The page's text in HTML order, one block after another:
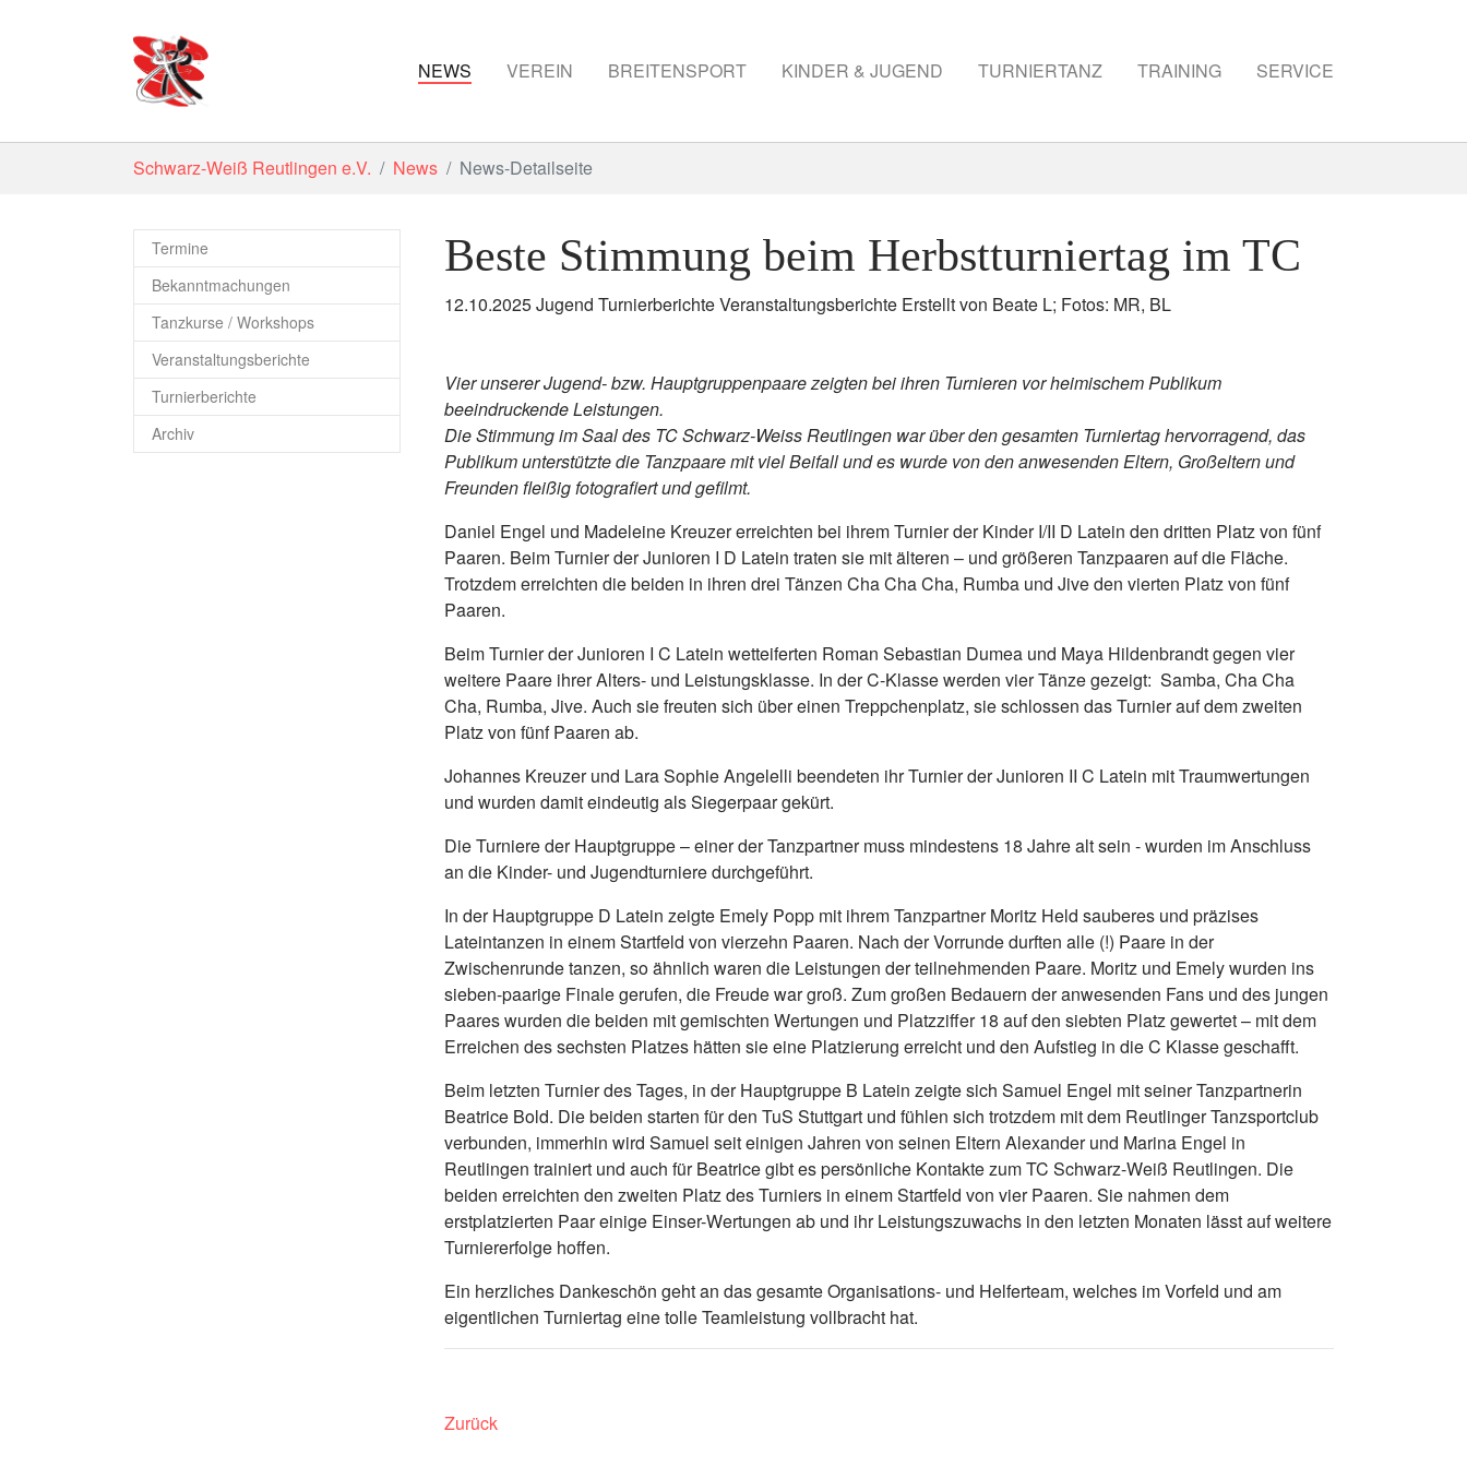
NEWS VEREIN BREITENSPORT KINDER & JUGEND TURNIERTANZ TRAINING SERVICE
Schwarz-Weiß Reutlingen e.V. News News-Detailseite
Termine
Bekanntmachungen
Tanzkurse / Workshops
Veranstaltungsberichte
Turnierberichte
Archiv
Beste Stimmung beim Herbstturniertag im TC
12.10.2025Jugend Turnierberichte Veranstaltungsberichte Erstellt von Beate L; Fotos: MR, BL
Vier unserer Jugend- bzw. Hauptgruppenpaare zeigten bei ihren Turnieren vor heimischem Publikum
beeindruckende Leistungen.
Die Stimmung im Saal des TC Schwarz-Weiss Reutlingen war über den gesamten Turniertag hervorragend, das
Publikum unterstützte die Tanzpaare mit viel Beifall und es wurde von den anwesenden Eltern, Großeltern und
Freunden fleißig fotografiert und gefilmt.
Daniel Engel und Madeleine Kreuzer erreichten bei ihrem Turnier der Kinder I/II D Latein den dritten Platz von fünf
Paaren. Beim Turnier der Junioren I D Latein traten sie mit älteren – und größeren Tanzpaaren auf die Fläche.
Trotzdem erreichten die beiden in ihren drei Tänzen Cha Cha Cha, Rumba und Jive den vierten Platz von fünf
Paaren.
Beim Turnier der Junioren I C Latein wetteiferten Roman Sebastian Dumea und Maya Hildenbrandt gegen vier
weitere Paare ihrer Alters- und Leistungsklasse. In der C-Klasse werden vier Tänze gezeigt: Samba, Cha Cha
Cha, Rumba, Jive. Auch sie freuten sich über einen Treppchenplatz, sie schlossen das Turnier auf dem zweiten
Platz von fünf Paaren ab.
Johannes Kreuzer und Lara Sophie Angelelli beendeten ihr Turnier der Junioren II C Latein mit Traumwertungen
und wurden damit eindeutig als Siegerpaar gekürt.
Die Turniere der Hauptgruppe – einer der Tanzpartner muss mindestens 18 Jahre alt sein - wurden im Anschluss
an die Kinder- und Jugendturniere durchgeführt.
In der Hauptgruppe D Latein zeigte Emely Popp mit ihrem Tanzpartner Moritz Held sauberes und präzises
Lateintanzen in einem Startfeld von vierzehn Paaren. Nach der Vorrunde durften alle (!) Paare in der
Zwischenrunde tanzen, so ähnlich waren die Leistungen der teilnehmenden Paare. Moritz und Emely wurden ins
sieben-paarige Finale gerufen, die Freude war groß. Zum großen Bedauern der anwesenden Fans und des jungen
Paares wurden die beiden mit gemischten Wertungen und Platzziffer 18 auf den siebten Platz gewertet – mit dem
Erreichen des sechsten Platzes hätten sie eine Platzierung erreicht und den Aufstieg in die C Klasse geschafft.
Beim letzten Turnier des Tages, in der Hauptgruppe B Latein zeigte sich Samuel Engel mit seiner Tanzpartnerin
Beatrice Bold. Die beiden starten für den TuS Stuttgart und fühlen sich trotzdem mit dem Reutlinger Tanzsportclub
verbunden, immerhin wird Samuel seit einigen Jahren von seinen Eltern Alexander und Marina Engel in
Reutlingen trainiert und auch für Beatrice gibt es persönliche Kontakte zum TC Schwarz-Weiß Reutlingen. Die
beiden erreichten den zweiten Platz des Turniers in einem Startfeld von vier Paaren. Sie nahmen dem
erstplatzierten Paar einige Einser-Wertungen ab und ihr Leistungszuwachs in den letzten Monaten lässt auf weitere
Turniererfolge hoffen.
Ein herzliches Dankeschön geht an das gesamte Organisations- und Helferteam, welches im Vorfeld und am
eigentlichen Turniertag eine tolle Teamleistung vollbracht hat.
Zurück